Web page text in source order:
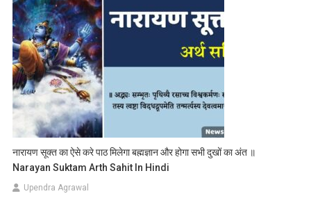
नारायण सूक्त का ऐसे करे पाठ मिलेगा बह्मज्ञान और होगा सभी दुखों का अंत ॥
Narayan Suktam Arth Sahit In Hindi
Upendra Agrawal